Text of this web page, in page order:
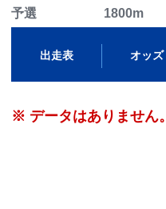
予選 1800m
出走表 オッズ
※ データはありません。